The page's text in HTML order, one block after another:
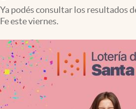
Infotechnology
Clase
Clima
Mundial 2026
Eventos Corporativos
Ya podés consultar los resultados
Fe este viernes.